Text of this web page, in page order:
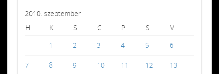
2010. szeptember
H
K S C P S
V
1
2 3 4 5 6
7 8 9 10 11 12 13